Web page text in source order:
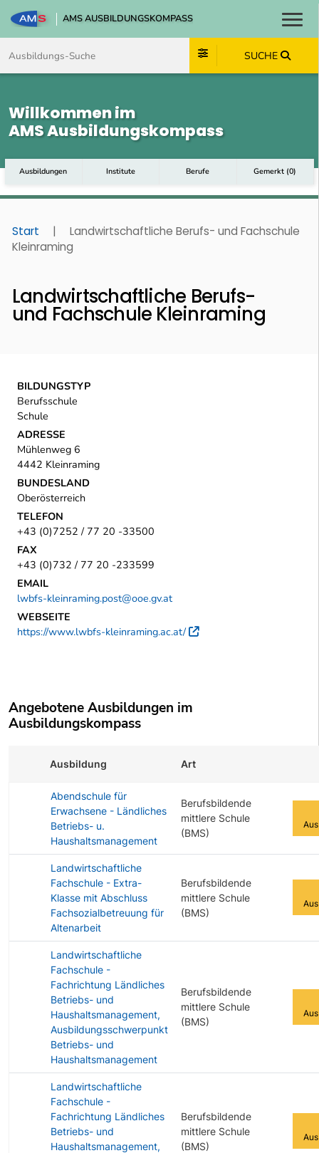
AMS AUSBILDUNGSKOMPASS
SUCHE
Willkommen im
AMS Ausbildungskompass
Ausbildungen Institute Berufe Gemerkt (0)
Start |
Landwirtschaftliche Berufs- und Fachschule
Kleinraming
Landwirtschaftliche Berufs-
und Fachschule Kleinraming
BILDUNGSTYP
Berufsschule
Schule
ADRESSE
Mühlenweg 6
4442 Kleinraming
BUNDESLAND
Oberösterreich
TELEFON
+43 (0)7252 / 77 20 -33500
FAX
+43 (0)732 / 77 20 -233599
EMAIL
lwbfs-kleinraming.post@ooe.gv.at
WEBSEITE
https://www.lwbfs-kleinraming.ac.at/
Externer Link
Angebotene Ausbildungen im
Ausbildungskompass
Ausbildung Art
Abendschule für
Erwachsene - Ländliches
Betriebs- u.
Haushaltsmanagement
Berufsbildende
mittlere Schule
(BMS)
Landwirtschaftliche
Fachschule - Extra-
Klasse mit Abschluss
Fachsozialbetreuung für
Altenarbeit
Berufsbildende
mittlere Schule
(BMS)
Landwirtschaftliche
Fachschule -
Fachrichtung Ländliches
Betriebs- und
Haushaltsmanagement,
Ausbildungsschwerpunkt
Betriebs- und
Haushaltsmanagement
Berufsbildende
mittlere Schule
(BMS)
Landwirtschaftliche
Fachschule -
Fachrichtung Ländliches
Betriebs- und
Haushaltsmanagement,
Berufsbildende
mittlere Schule
(BMS)